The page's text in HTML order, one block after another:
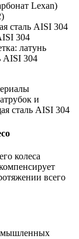
Lexan)
сталь AISI 304
304
латунь
AISI 304
и
сталь AISI 304
колеса
всего